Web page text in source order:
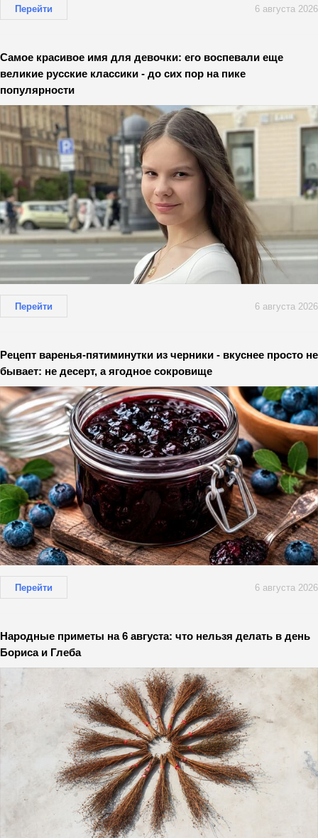
Перейти 6 августа 2026
Самое красивое имя для девочки: его воспевали еще
великие русские классики - до сих пор на пике
популярности
Перейти 6 августа 2026
Рецепт варенья-пятиминутки из черники - вкуснее просто не
бывает: не десерт, а ягодное сокровище
Перейти 6 августа 2026
Народные приметы на 6 августа: что нельзя делать в день
Бориса и Глеба